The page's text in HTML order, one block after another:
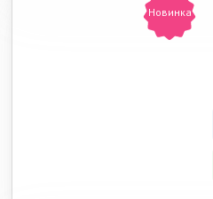
Новинка